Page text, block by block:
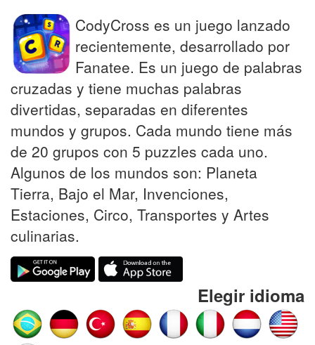
CodyCross es un juego lanzado
recientemente, desarrollado por
Fanatee. Es un juego de palabras
cruzadas y tiene muchas palabras
divertidas, separadas en diferentes
mundos y grupos. Cada mundo tiene más
de 20 grupos con 5 puzzles cada uno.
Algunos de los mundos son: Planeta
Tierra, Bajo el Mar, Invenciones,
Estaciones, Circo, Transportes y Artes
culinarias.
Elegir idioma